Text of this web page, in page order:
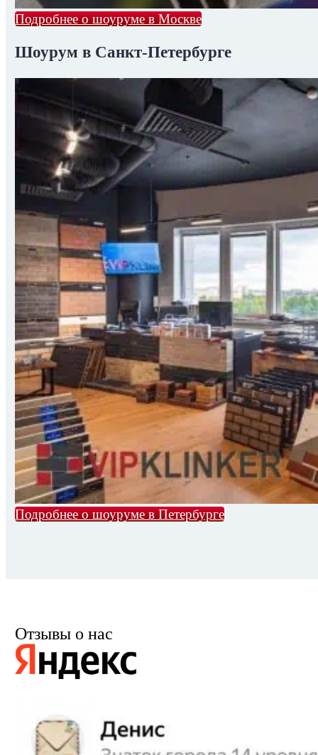
Подробнее о шоуруме в Москве
Шоурум в Санкт-Петербурге
Подробнее о шоуруме в Петербурге
Отзывы о нас